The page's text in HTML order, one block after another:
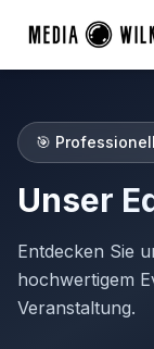
🎯
Unser
Entdecken Sie
hochwertigem
Veranstaltung.